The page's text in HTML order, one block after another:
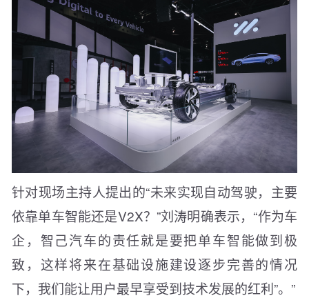
针对现场主持人提出的“未来实现自动驾驶，主要
依靠单车智能还是V2X？”刘涛明确表示，“作为车
企，智己汽车的责任就是要把单车智能做到极
致，这样将来在基础设施建设逐步完善的情况
下，我们能让用户最早享受到技术发展的红利”。”